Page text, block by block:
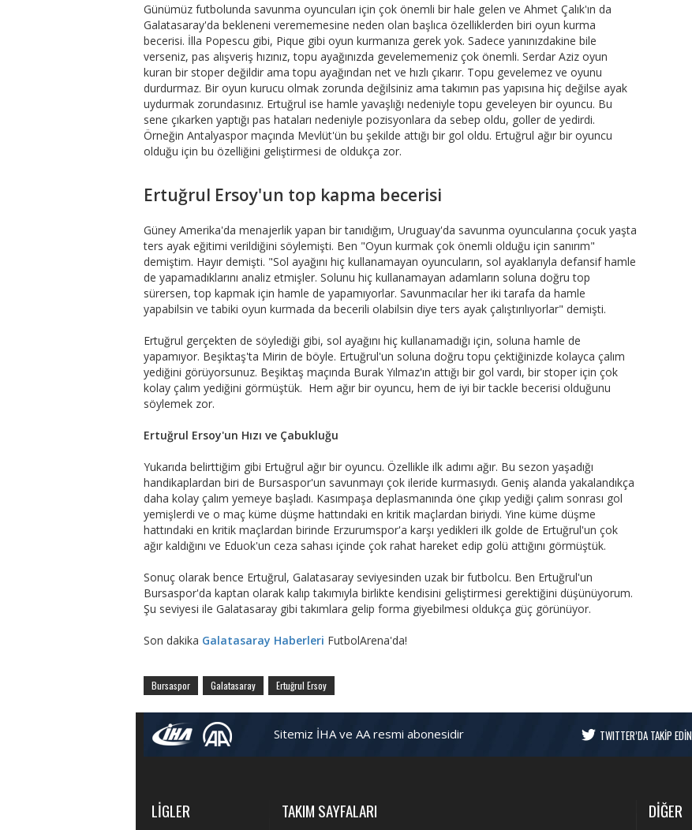
Günümüz futbolunda savunma oyuncuları için çok önemli bir hale gelen ve Ahmet Çalık'ın da
Galatasaray'da bekleneni verememesine neden olan başlıca özelliklerden biri oyun kurma
becerisi. İlla Popescu gibi, Pique gibi oyun kurmanıza gerek yok. Sadece yanınızdakine bile
verseniz, pas alışveriş hızınız, topu ayağınızda gevelememeniz çok önemli. Serdar Aziz oyun
kuran bir stoper değildir ama topu ayağından net ve hızlı çıkarır. Topu gevelemez ve oyunu
durdurmaz. Bir oyun kurucu olmak zorunda değilsiniz ama takımın pas yapısına hiç değilse ayak
uydurmak zorundasınız. Ertuğrul ise hamle yavaşlığı nedeniyle topu geveleyen bir oyuncu. Bu
sene çıkarken yaptığı pas hataları nedeniyle pozisyonlara da sebep oldu, goller de yedirdi.
Örneğin Antalyaspor maçında Mevlüt'ün bu şekilde attığı bir gol oldu. Ertuğrul ağır bir oyuncu
olduğu için bu özelliğini geliştirmesi de oldukça zor.
Ertuğrul Ersoy'un top kapma becerisi
Güney Amerika'da menajerlik yapan bir tanıdığım, Uruguay'da savunma oyuncularına çocuk yaşta
ters ayak eğitimi verildiğini söylemişti. Ben "Oyun kurmak çok önemli olduğu için sanırım"
demiştim. Hayır demişti. "Sol ayağını hiç kullanamayan oyuncuların, sol ayaklarıyla defansif hamle
de yapamadıklarını analiz etmişler. Solunu hiç kullanamayan adamların soluna doğru top
sürersen, top kapmak için hamle de yapamıyorlar. Savunmacılar her iki tarafa da hamle
yapabilsin ve tabiki oyun kurmada da becerili olabilsin diye ters ayak çalıştırılıyorlar" demişti.
Ertuğrul gerçekten de söylediği gibi, sol ayağını hiç kullanamadığı için, soluna hamle de
yapamıyor. Beşiktaş'ta Mirin de böyle. Ertuğrul'un soluna doğru topu çektiğinizde kolayca çalım
yediğini görüyorsunuz. Beşiktaş maçında Burak Yılmaz'ın attığı bir gol vardı, bir stoper için çok
kolay çalım yediğini görmüştük. Hem ağır bir oyuncu, hem de iyi bir tackle becerisi olduğunu
söylemek zor.
Ertuğrul Ersoy'un Hızı ve Çabukluğu
Yukarıda belirttiğim gibi Ertuğrul ağır bir oyuncu. Özellikle ilk adımı ağır. Bu sezon yaşadığı
handikaplardan biri de Bursaspor'un savunmayı çok ileride kurmasıydı. Geniş alanda yakalandıkça
daha kolay çalım yemeye başladı. Kasımpaşa deplasmanında öne çıkıp yediği çalım sonrası gol
yemişlerdi ve o maç küme düşme hattındaki en kritik maçlardan biriydi. Yine küme düşme
hattındaki en kritik maçlardan birinde Erzurumspor'a karşı yedikleri ilk golde de Ertuğrul'un çok
ağır kaldığını ve Eduok'un ceza sahası içinde çok rahat hareket edip golü attığını görmüştük.
Sonuç olarak bence Ertuğrul, Galatasaray seviyesinden uzak bir futbolcu. Ben Ertuğrul'un
Bursaspor'da kaptan olarak kalıp takımıyla birlikte kendisini geliştirmesi gerektiğini düşünüyorum.
Şu seviyesi ile Galatasaray gibi takımlara gelip forma giyebilmesi oldukça güç görünüyor.
Son dakika Galatasaray Haberleri FutbolArena'da!
Bursaspor Galatasaray Ertuğrul Ersoy
Sitemiz İHA ve AA resmi abonesidir TWITTER’DA TAKİP EDİN
LİGLER TAKIM SAYFALARI DİĞER